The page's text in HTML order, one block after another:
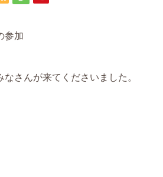
参加
さんが来てくださいました。